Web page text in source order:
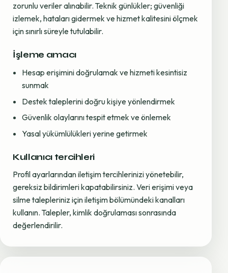
zorunlu veriler alınabilir. Teknik günlükler; güvenliği
izlemek, hataları gidermek ve hizmet kalitesini ölçmek
için sınırlı süreyle tutulabilir.
İşleme amacı
Hesap erişimini doğrulamak ve hizmeti kesintisiz
sunmak
Destek taleplerini doğru kişiye yönlendirmek
Güvenlik olaylarını tespit etmek ve önlemek
Yasal yükümlülükleri yerine getirmek
Kullanıcı tercihleri
Profil ayarlarından iletişim tercihlerinizi yönetebilir,
gereksiz bildirimleri kapatabilirsiniz. Veri erişimi veya
silme talepleriniz için iletişim bölümündeki kanalları
kullanın. Talepler, kimlik doğrulaması sonrasında
değerlendirilir.